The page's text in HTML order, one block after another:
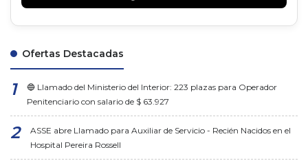
Ofertas Destacadas
🔵 Llamado del Ministerio del Interior: 223 plazas para Operador
Penitenciario con salario de $ 63.927
ASSE abre Llamado para Auxiliar de Servicio - Recién Nacidos en el
Hospital Pereira Rossell